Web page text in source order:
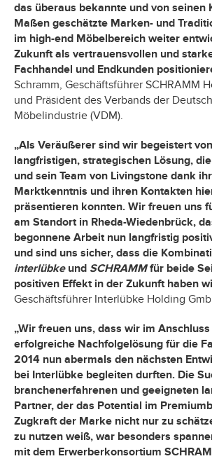
das überaus bekannte und von seinen
Maßen geschätzte Marken- und
im high-end Möbelbereich weiter
Zukunft als vertrauensvollen und
Fachhandel und Endkunden
Schramm, Geschäftsführer SCHRAMM
und Präsident des Verbands der
Möbelindustrie (VDM).
„Als Veräußerer sind wir begeistert
langfristigen, strategischen Lösung,
und sein Team von Livingstone dank
Marktkenntnis und ihren Kontakten
präsentieren konnten. Wir freuen uns
am Standort in Rheda-Wiedenbrück,
begonnene Arbeit nun langfristig
und sind uns sicher, dass die
interlübkeund SCHRAMMfür beide
positiven Effekt in der Zukunft haben
Geschäftsführer Interlübke Holding
„Wir freuen uns, dass wir im
erfolgreiche Nachfolgelösung für die
2014 nun abermals den nächsten
bei Interlübke begleiten durften. Die
branchenerfahrenen und geeigneten
Partner, der das Potential im
Zugkraft der Marke nicht nur zu
zu nutzen weiß, war besonders
mit dem Erwerberkonsortium